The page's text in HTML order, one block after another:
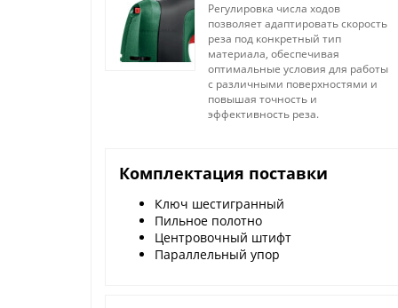
Регулировка числа ходов
позволяет адаптировать скорость
реза под конкретный тип
материала, обеспечивая
оптимальные условия для работы
с различными поверхностями и
повышая точность и
эффективность реза.
Комплектация поставки
Ключ шестигранный
Пильное полотно
Центровочный штифт
Параллельный упор